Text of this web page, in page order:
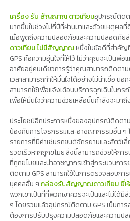
เครื่อง รับ สัญญาณ ดาวเทียมอุปกรณ์ติดต
มากขึ้นในช่วงไม่กี่ปีที่ผ่านมาและด้วยเหตุผลที่
เมื่อพูดถึงความปลอดภัยและความปลอดภัย
ดาวเทียม ไม่มีสัญญาณหนึ่งในข้อดีที่สำคั
GPS คือความอุ่นใจที่ให้ไว้ ไม่ว่าคุณจะเป็นพ่
อาศัยอยู่คนเดียวการรู้ว่าคุณสามารถติดตา
เวลาสามารถทำให้มั่นใจได้อย่างไม่น่าเชื่อ
สามารถใช้เพื่อแจ้งเตือนบริการฉุกเฉินในก
เพื่อให้มั่นใจว่าความช่วยเหลือนั้นกำลังจะมา
ประโยชน์อีกประการหนึ่งของอุปกรณ์ติดตาม
ป้องกันการโจรกรรมและอาชญากรรมอื่น ๆ
รายการที่มีค่าเช่นรถยนต์จักรยานและสัตว์เ
รวดเร็วหากถูกขโมย สิ่งนี้สามารถช่วยให้ก
ที่ถูกขโมยและนำอาชญากรเข้าสู่กระบวนก
ติดตาม GPS สามารถใช้ในการตรวจสอบก
บุคคลอื่น ๆกล่องรับสัญญาณดาวเทียม ยี่ห้
พวกเขาเป็นที่ที่พวกเขาควรจะเป็นและไม่ได้
ๆ โดยรวมแล้วอุปกรณ์ติดตาม GPS เป็นกา
ต้องการปรับปรุงความปลอดภัยและความป